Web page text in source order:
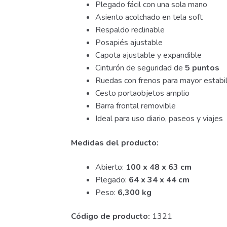
Plegado fácil con una sola mano
Asiento acolchado en tela soft
Respaldo reclinable
Posapiés ajustable
Capota ajustable y expandible
Cinturón de seguridad de 5 puntos
Ruedas con frenos para mayor
Cesto portaobjetos amplio
Barra frontal removible
Ideal para uso diario, paseos y viajes
Medidas del producto:
Abierto: 100 x 48 x 63 cm
Plegado: 64 x 34 x 44 cm
Peso: 6,300 kg
Código de producto: 1321